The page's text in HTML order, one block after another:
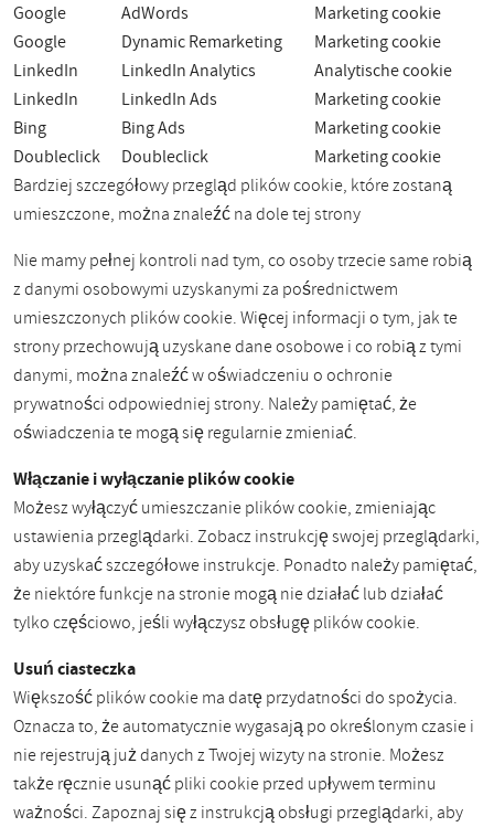
Google
AdWords
Marketing cookie
Google
Dynamic Remarketing
Marketing cookie
LinkedIn
LinkedIn Analytics
Analytische cookie
LinkedIn
LinkedIn Ads
Marketing cookie
Bing
Bing Ads
Marketing cookie
Doubleclick
Doubleclick
Marketing cookie
Bardziej szczegółowy przegląd plików cookie, które zostaną
umieszczone, można znaleźć na dole tej strony
Nie mamy pełnej kontroli nad tym, co osoby trzecie same robią
z danymi osobowymi uzyskanymi za pośrednictwem
umieszczonych plików cookie. Więcej informacji o tym, jak te
strony przechowują uzyskane dane osobowe i co robią z tymi
danymi, można znaleźć w oświadczeniu o ochronie
prywatności odpowiedniej strony. Należy pamiętać, że
oświadczenia te mogą się regularnie zmieniać.
Włączanie i wyłączanie plików cookie
Możesz wyłączyć umieszczanie plików cookie, zmieniając
ustawienia przeglądarki. Zobacz instrukcję swojej przeglądarki,
aby uzyskać szczegółowe instrukcje. Ponadto należy pamiętać,
że niektóre funkcje na stronie mogą nie działać lub działać
tylko częściowo, jeśli wyłączysz obsługę plików cookie.
Usuń ciasteczka
Większość plików cookie ma datę przydatności do spożycia.
Oznacza to, że automatycznie wygasają po określonym czasie i
nie rejestrują już danych z Twojej wizyty na stronie. Możesz
także ręcznie usunąć pliki cookie przed upływem terminu
ważności. Zapoznaj się z instrukcją obsługi przeglądarki, aby